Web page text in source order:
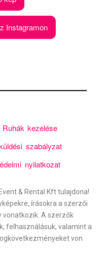
Instagramon
Ruhák kezelése
szabályzat
nyilatkozat
& Rental Kfttulajdona!
írásokra a szerzői
vonatkozik. A szerzők
felhasználásuk, valamint a
von